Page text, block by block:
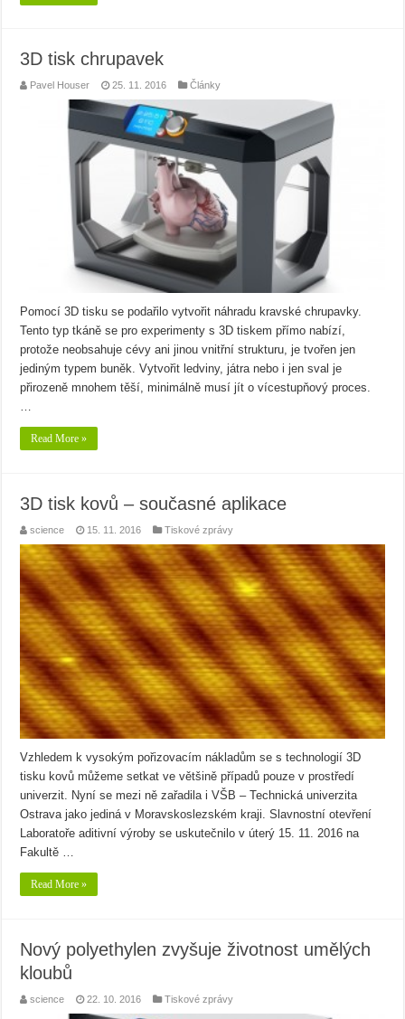
3D tisk chrupavek
Pavel Houser 25. 11. 2016 Články
Pomocí 3D tisku se podařilo vytvořit náhradu kravské chrupavky.
Tento typ tkáně se pro experimenty s 3D tiskem přímo nabízí,
protože neobsahuje cévy ani jinou vnitřní strukturu, je tvořen jen
jediným typem buněk. Vytvořit ledviny, játra nebo i jen sval je
přirozeně mnohem těší, minimálně musí jít o vícestupňový proces.
…
Read More »
3D tisk kovů – současné aplikace
science 15. 11. 2016 Tiskové zprávy
Vzhledem k vysokým pořizovacím nákladům se s technologií 3D
tisku kovů můžeme setkat ve většině případů pouze v prostředí
univerzit. Nyní se mezi ně zařadila i VŠB – Technická univerzita
Ostrava jako jediná v Moravskoslezském kraji. Slavnostní otevření
Laboratoře aditivní výroby se uskutečnilo v úterý 15. 11. 2016 na
Fakultě …
Read More »
Nový polyethylen zvyšuje životnost umělých
kloubů
science 22. 10. 2016 Tiskové zprávy